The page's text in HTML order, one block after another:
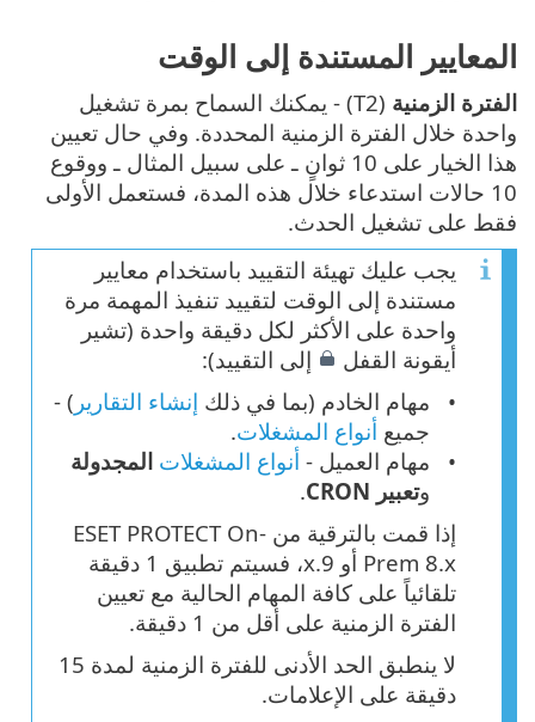
المعايير المستندة إلى الوقت
الفترة الزمنية
(T2) - يمكنك السماح بمرة تشغيل
واحدة خلال الفترة الزمنية المحددة. وفي حال تعيين
هذا الخيار على 10 ثوانٍ ـ على سبيل المثال ـ ووقوع
10 حالات استدعاء خلال هذه المدة، فستعمل الأولى
فقط على تشغيل الحدث.
يجب عليك تهيئة التقييد باستخدام معايير
مستندة إلى الوقت لتقييد تنفيذ المهمة مرة
واحدة على الأكثر لكل دقيقة واحدة (تشير
أيقونة القفل
إلى التقييد):
مهام الخادم (بما في ذلك إنشاء التقارير ) -
جميع أنواع المشغلات.
مهام العميل - أنواع المشغلات المجدولة
وتعبير CRON
.
إذا قمت بالترقية من ESET PROTECT On-
Prem 8.x أو 9.x، فسيتم تطبيق 1 دقيقة
تلقائياً على كافة المهام الحالية مع تعيين
الفترة الزمنية على أقل من 1 دقيقة.
لا ينطبق الحد الأدنى للفترة الزمنية لمدة 15
دقيقة على الإعلامات.